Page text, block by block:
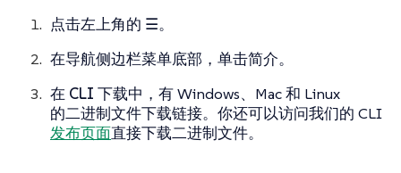
点击左上角的 ☰。
在导航侧边栏菜单底部，单击简介。
在 CLI 下载中，有 Windows、Mac 和 Linux
的二进制文件下载链接。你还可以访问我们的 CLI
发布页面直接下载二进制文件。